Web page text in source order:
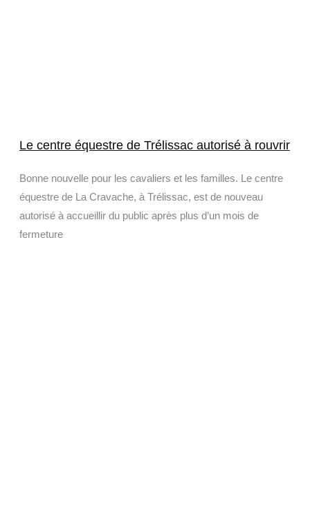
Le centre équestre de Trélissac autorisé à rouvrir
Bonne nouvelle pour les cavaliers et les familles. Le centre
équestre de La Cravache, à Trélissac, est de nouveau
autorisé à accueillir du public après plus d’un mois de
fermeture